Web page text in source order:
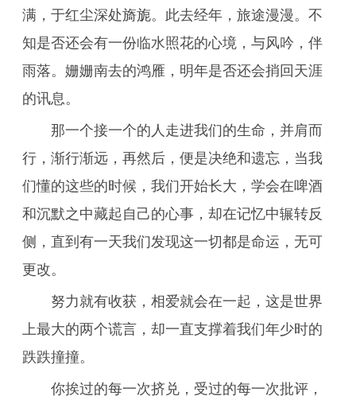
满，于红尘深处旖旎。此去经年，旅途漫漫。不
知是否还会有一份临水照花的心境，与风吟，伴
雨落。姗姗南去的鸿雁，明年是否还会捎回天涯
的讯息。
那一个接一个的人走进我们的生命，并肩而
行，渐行渐远，再然后，便是决绝和遗忘，当我
们懂的这些的时候，我们开始长大，学会在啤酒
和沉默之中藏起自己的心事，却在记忆中辗转反
侧，直到有一天我们发现这一切都是命运，无可
更改。
努力就有收获，相爱就会在一起，这是世界
上最大的两个谎言，却一直支撑着我们年少时的
跌跌撞撞。
你挨过的每一次挤兑，受过的每一次批评，